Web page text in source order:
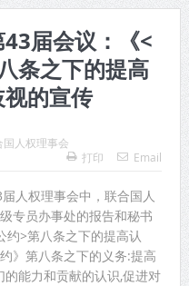
届会议：《<
条之下的提高
的宣传
国人权理事会
打印
Email
人权理事会中，联合国人
专员办事处的报告和秘书
约>第八条之下的提高认
》第八条之下的义务:提高
能力和贡献的认识,促进对